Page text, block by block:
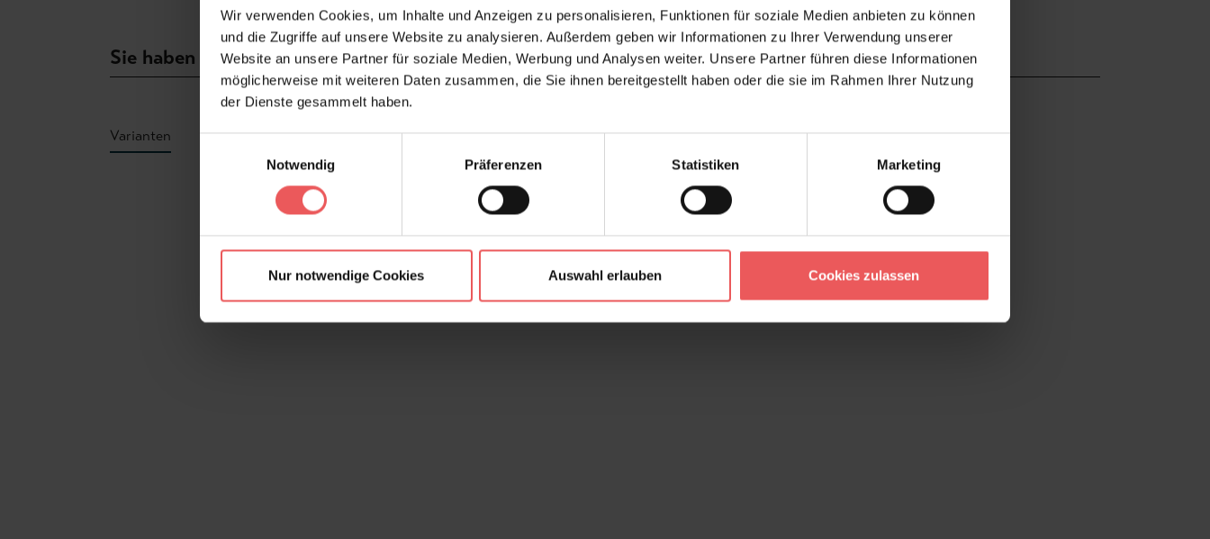
Wir verwenden Cookies, um Inhalte und Anzeigen zu personalisieren, Funktionen für soziale Medien anbieten zu können
und die Zugriffe auf unsere Website zu analysieren. Außerdem geben wir Informationen zu Ihrer Verwendung unserer
Website an unsere Partner für soziale Medien, Werbung und Analysen weiter. Unsere Partner führen diese Informationen
möglicherweise mit weiteren Daten zusammen, die Sie ihnen bereitgestellt haben oder die sie im Rahmen Ihrer Nutzung
der Dienste gesammelt haben.
Notwendig
Präferenzen Statistiken Marketing
Nur notwendige Cookies Auswahl erlauben Cookies zulassen
Sie haben Fragen zum Produkt? Frage stellen +49 (0)221 932 81 82
Varianten
Produktgalerie überspringen